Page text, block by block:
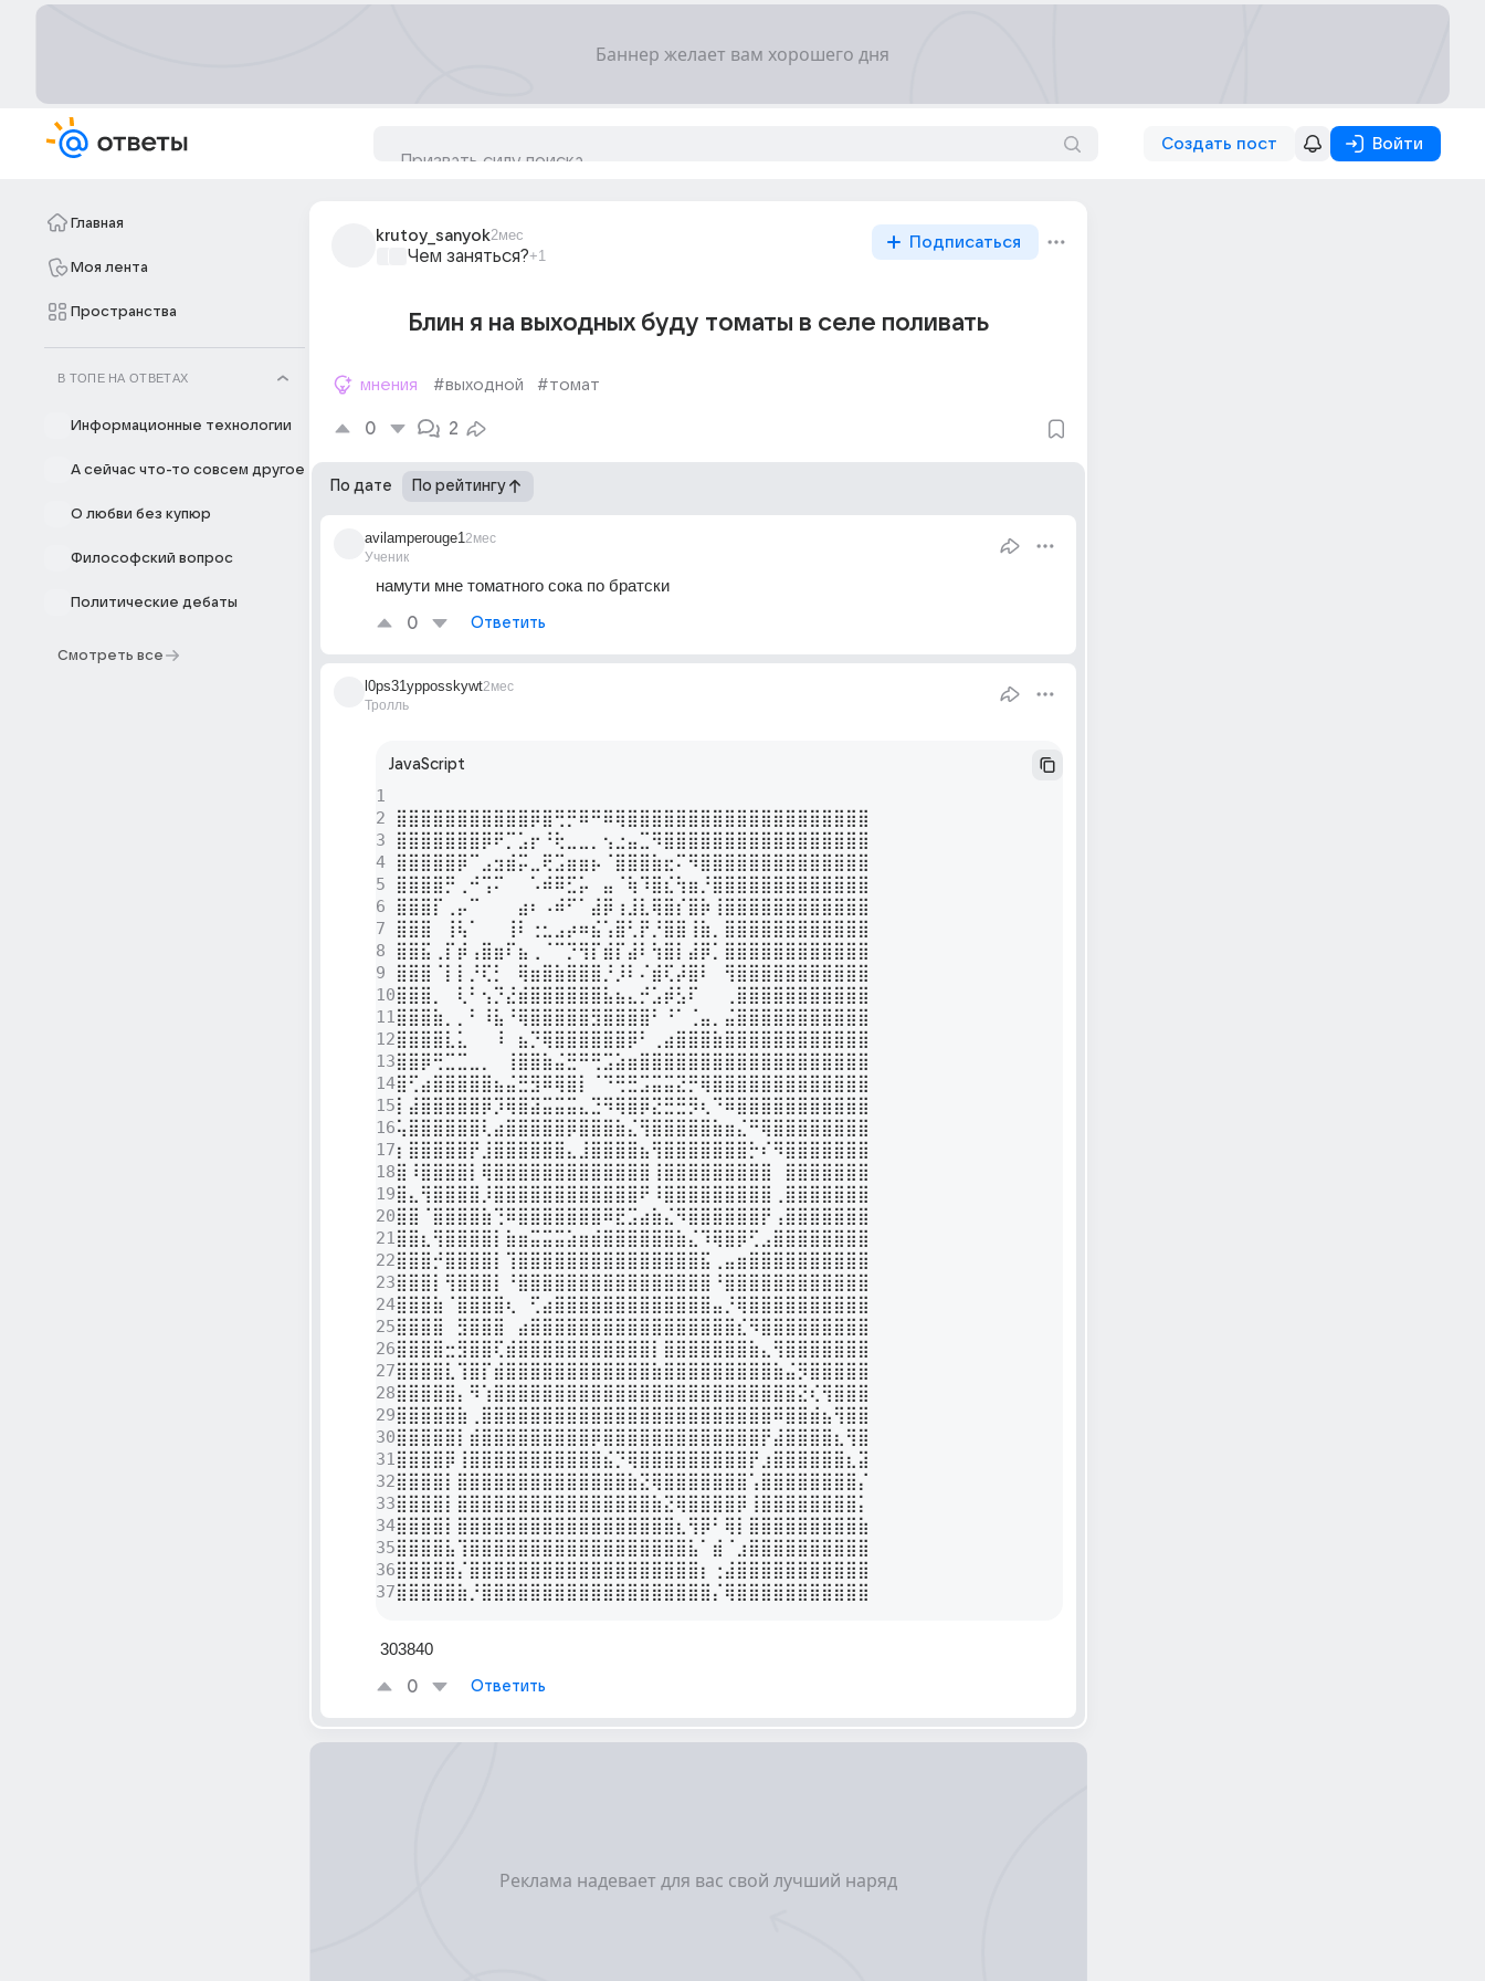
Создать пост Войти
Главная
Моя лента
Пространства
В ТОПЕ НА ОТВЕТАХ
Информационные технологии
А сейчас что-то совсем другое
О любви без купюр
Философский вопрос
Политические дебаты
Смотреть все
krutoy_sanyok2мес
Чем заняться?+1
Подписаться
Блин я на выходных буду томаты в селе поливать
мнения #выходной #томат
0 2
По дате По рейтингу
avilamperouge1
Ученик
2мес
намути мне томатного сока по братски
0 Ответить
l0ps31ypposskywt
Тролль
2мес
JavaScript
1
2
3
4
5
6
7
8
9
10
11
12
13
14
15
16
17
18
19
20
21
22
23
24
25
26
27
28
29
30
31
32
33
34
35
36
37
⣿⣿⣿⣿⣿⣿⣿⣿⣿⣿⣿⡿⣿⢛⡛⠿⠛⠿⢿⣿⣿⣿⣿⣿⣿⣿⣿⣿⣿⣿⣿⣿⣿⣿⣿⣿⣿⣿⣿
⣿⣿⣿⣿⣿⣿⣿⡿⠟⡉⣡⡖⠘⢗⣀⣀⡀⢢⣐⣤⣉⠻⣿⣿⣿⣿⣿⣿⣿⣿⣿⣿⣿⣿⣿⣿⣿⣿⣿
⣿⣿⣿⣿⣿⡿⠉⣠⣲⣾⡭⣀⢟⣩⣶⣶⡦⠈⣿⣿⣿⣷⣖⠍⠻⣿⣿⣿⣿⣿⣿⣿⣿⣿⣿⣿⣿⣿⣿
⣿⣿⣿⣿⡛⢀⠚⢩⠍⠀⠀⠡⠾⠿⣋⡥⠀⣤⠈⢷⠹⣿⣎⢳⣶⡘⣿⣿⣿⣿⣿⣿⣿⣿⣿⣿⣿⣿⣿
⣿⣿⣿⡏⢀⡤⠉⠀⠀⠀⣴⠆⠠⠾⠋⠁⣼⡿⢰⣸⣇⢿⣿⡎⣿⡷⢸⣿⣿⣿⣿⣿⣿⣿⣿⣿⣿⣿⣿
⣿⣿⣿⠀⢸⢧⠁⠀⠀⢸⠇⢐⣂⣠⡴⠶⣮⢡⣿⢃⡟⡘⣿⣿⢸⣷⡀⣿⣿⣿⣿⣿⣿⣿⣿⣿⣿⣿⣿
⣿⣿⣯⢀⡏⡾⢠⣿⣶⠏⣦⢀⠈⠉⡙⢻⡏⣾⡏⣼⠇⢳⣿⡇⣼⡿⡁⣿⣿⣿⣿⣿⣿⣿⣿⣿⣿⣿⣿
⣿⣿⣿⠈⡇⡇⡘⢏⡃⠀⢿⣶⣿⣷⣿⣿⣿⡘⡸⠇⠌⣾⢏⡼⣿⠇⠀⢻⣿⣿⣿⣿⣿⣿⣿⣿⣿⣿⣿
⣿⣿⣿⡀⠀⢇⠃⢢⡙⣜⣾⣿⣿⣿⣿⣿⣿⣧⣦⣄⡚⣡⡾⣣⠏⠀⠀⢀⣿⣿⣿⣿⣿⣿⣿⣿⣿⣿⣿
⣿⣿⣿⣷⡀⡀⠃⠸⣧⠘⢿⣿⣿⣿⣿⣿⣻⣿⣿⣿⣿⠃⠘⠁⢈⣤⡀⣬⣿⣿⣿⣿⣿⣿⣿⣿⣿⣿⣿
⣿⣿⣿⣿⣇⣅⠀⠀⠸⠀⣦⡙⢿⣿⣿⣿⣿⣿⣿⡿⠃⢀⣴⣿⣿⣿⣷⣿⣿⣿⣿⣿⣿⣿⣿⣿⣿⣿⣿
⣿⣿⡿⢛⣉⣉⣀⡀⠀⢸⣿⣿⣷⣬⣛⠛⢛⣩⣵⣶⣿⣿⣿⣿⣿⣿⣿⣿⣿⣿⣿⣿⣿⣿⣿⣿⣿⣿⣿
⣿⢋⣴⣿⣿⣿⣿⣿⣦⣬⣛⣻⠿⢿⣿⡇⠈⠙⢛⣛⣩⣭⣭⣝⡛⢿⣿⣿⣿⣿⣿⣿⣿⣿⣿⣿⣿⣿⣿
⡇⣼⣿⣿⣿⣿⣿⡿⡹⢿⣿⣽⣭⣭⣭⣄⣙⠻⢿⣿⡿⣝⣛⣛⡻⢆⠙⠿⣿⣿⣿⣿⣿⣿⣿⣿⣿⣿⣿
⢥⣿⣿⣿⣿⣿⣿⢇⣴⣿⣿⣿⣿⣿⡿⣿⣿⣿⣷⣌⢻⣿⣿⣿⣿⣿⣷⣶⣌⠛⢿⣿⣿⣿⣿⣿⣿⣿⣿
⡆⣿⣿⣿⣿⣿⡟⣸⣿⣿⣿⣿⣿⣿⣄⣸⣿⣿⣿⣿⣦⢻⣿⣿⣿⣿⣿⣿⣿⡓⠎⠻⣿⣿⣿⣿⣿⣿⣿
⣿⠸⣿⣿⣿⣿⡇⢿⣿⣿⣿⣿⣿⣿⣿⣿⣿⣿⣿⣿⣿⢸⣿⣿⣿⣿⣿⣿⣿⣿⣿⠀⣿⣿⣿⣿⣿⣿⣿
⣿⣄⢻⣿⣿⣿⣿⡸⣿⣿⣿⣿⣿⣿⣿⣿⣿⣿⣿⣿⠟⠸⣿⣿⣿⣿⣿⣿⣿⣿⣿⢀⣿⣿⣿⣿⣿⣿⣿
⣿⣿⠈⣿⣿⣿⣿⣷⢙⠿⣿⣿⣿⣿⣿⣿⣿⠿⣟⣩⣴⣷⣌⠻⣿⣿⣿⣿⣿⣿⡟⢠⣿⣿⣿⣿⣿⣿⣿
⣿⣿⣆⢻⣿⣿⣿⣿⡇⣷⣶⣭⣭⣭⣵⣶⣾⣿⣿⣿⣿⣿⣿⣷⣌⠹⢿⣿⡿⢋⣠⣿⣿⣿⣿⣿⣿⣿⣿
⣿⣿⣿⡚⣿⣿⣿⣿⡇⢹⣿⣿⣿⣿⣿⣿⣿⣿⣿⣿⣿⣿⣿⣿⣿⣯⢀⣤⣶⣿⣿⣿⣿⣿⣿⣿⣿⣿⣿
⣿⣿⣿⡇⢻⣿⣿⣿⡇⠘⣿⣿⣿⣿⣿⣿⣿⣿⣿⣿⣿⣿⣿⣿⣿⣿⠘⣿⣿⣿⣿⣿⣿⣿⣿⣿⣿⣿⣿
⣿⣿⣿⣷⠈⣿⣿⣿⣿⢆⠀⢋⣴⣿⣿⣿⣿⣿⣿⣿⣿⣿⣿⣿⣿⣿⣤⡘⢿⣿⣿⣿⣿⣿⣿⣿⣿⣿⣿
⣿⣿⣿⣿⠀⣻⣿⣿⣿⠀⣴⣿⣿⣿⣿⣿⣿⣿⣿⣿⣿⣿⣿⣿⣿⣿⣿⣿⣎⠻⣿⣿⣿⣿⣿⣿⣿⣿⣿
⣿⣿⣿⣿⣒⣻⣿⣿⢏⣾⣿⣿⣿⣿⣿⣿⣿⣿⣿⣿⣿⡇⣿⣿⣿⣿⣿⣿⣿⣷⣄⢻⣿⣿⣿⣿⣿⣿⣿
⣿⣿⣿⣿⣇⢹⣿⡏⣾⣿⣿⣿⣿⣿⣿⣿⣿⣿⣿⣿⣿⣷⣿⣿⣿⣿⣿⣿⣿⣿⣿⣷⣬⡻⣿⣿⣿⣿⣿
⣿⣿⣿⣿⣿⡄⠻⢱⣿⣿⣿⣿⣿⣿⣿⣿⣿⣿⣿⣿⣿⣿⣿⣿⣿⣿⣿⣿⣿⣿⣿⣿⣿⣝⢎⢻⣿⣿⣿
⣿⣿⣿⣿⣿⣷⢀⣿⣿⣿⣿⣿⣿⣿⣿⣿⣿⣿⣿⣿⣿⣿⣿⣿⣿⣿⣿⣿⣿⣿⣿⠿⣿⣿⣾⣦⢻⣿⣿
⣿⣿⣿⣿⣿⡇⣾⣿⣿⣿⣿⣿⣿⣿⣿⣿⡿⣿⣿⣿⣿⣿⣿⣿⣿⣿⣿⣿⣿⣿⡟⣼⣿⣿⣿⣿⣆⢻⣿
⣿⣿⣿⣿⡿⢸⣿⣿⣿⣿⣿⣿⣿⣿⣿⣿⣿⣮⡙⢿⣿⣿⣿⣿⣿⣿⣿⣿⣿⡟⣰⣿⣿⣿⣿⣿⣿⣆⣽
⣿⣿⣿⣿⡇⣿⣿⣿⣿⣿⣿⣿⣿⣿⣿⣿⣿⣿⣿⣷⣝⢿⣿⣿⣿⣿⣿⣿⣿⢡⣿⣿⣿⣿⣿⣿⣿⣿⡌
⣿⣿⣿⣿⡇⣿⣿⣿⣿⣿⣿⣿⣿⣿⣿⣿⣿⣿⣿⣿⣿⣷⣝⢿⣿⣿⣿⣿⡿⢸⣿⣿⣿⣿⣿⣿⣿⣿⡅
⣿⣿⣿⣿⡇⣿⣿⣿⣿⣿⣿⣿⣿⣿⣿⣿⣿⣿⣿⣿⣿⣿⣿⣆⢻⡿⠃⢿⡇⣿⣿⣿⣿⣿⣿⣿⣿⣿⣷
⣿⣿⣿⣿⣧⢹⣿⣿⣿⣿⣿⣿⣿⣿⣿⣿⣿⣿⣿⣿⣿⣿⣿⣿⣧⠁⣾⠈⣰⣿⣿⣿⣿⣿⣿⣿⣿⣿⣿
⣿⣿⣿⣿⣿⡌⣿⣿⣿⣿⣿⣿⣿⣿⣿⣿⣿⣿⣿⣿⣿⣿⣿⣿⣿⡆⢐⣼⣿⣿⣿⣿⣿⣿⣿⣿⣿⣿⣿
⣿⣿⣿⣿⣿⣷⡘⣿⣿⣿⣿⣿⣿⣿⣿⣿⣿⣿⣿⣿⣿⣿⣿⣿⣿⣿⡌⢿⣿⣿⣿⣿⣿⣿⣿⣿⣿⣿⣿
303840
0 Ответить